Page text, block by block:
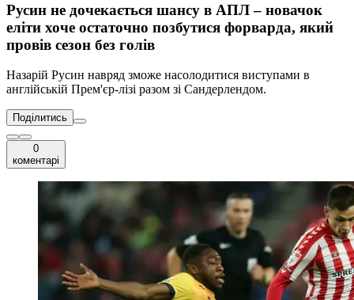
Русин не дочекається шансу в АПЛ – новачок
еліти хоче остаточно позбутися форварда, який
провів сезон без голів
Назарій Русин навряд зможе насолодитися виступами в
англійській Прем'єр-лізі разом зі Сандерлендом.
Поділитись
0
коментарі